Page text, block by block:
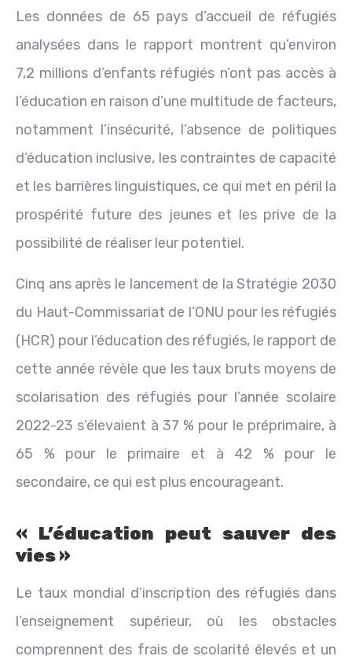
Les données de 65 pays d’accueil de réfugiés
analysées dans le rapport montrent qu’environ
7,2 millions d’enfants réfugiés n’ont pas accès à
l’éducation en raison d’une multitude de facteurs,
notamment l’insécurité, l’absence de politiques
d’éducation inclusive, les contraintes de capacité
et les barrières linguistiques, ce qui met en péril la
prospérité future des jeunes et les prive de la
possibilité de réaliser leur potentiel.
Cinq ans après le lancement de la Stratégie 2030
du Haut-Commissariat de l’ONU pour les réfugiés
(HCR) pour l’éducation des réfugiés, le rapport de
cette année révèle que les taux bruts moyens de
scolarisation des réfugiés pour l’année scolaire
2022-23 s’élevaient à 37 % pour le préprimaire, à
65 % pour le primaire et à 42 % pour le
secondaire, ce qui est plus encourageant.
« L’éducation peut sauver des
vies »
Le taux mondial d’inscription des réfugiés dans
l’enseignement supérieur, où les obstacles
comprennent des frais de scolarité élevés et un